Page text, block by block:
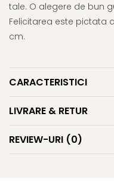
tale. O alegere de bun
Felicitarea este pictata
cm.
CARACTERISTICI
LIVRARE & RETUR
REVIEW-URI (0)